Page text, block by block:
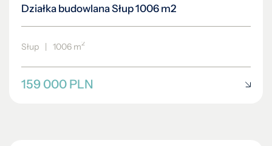
Działka budowlana Słup 1006 m2
Słup 1006 m2
159 000 PLN